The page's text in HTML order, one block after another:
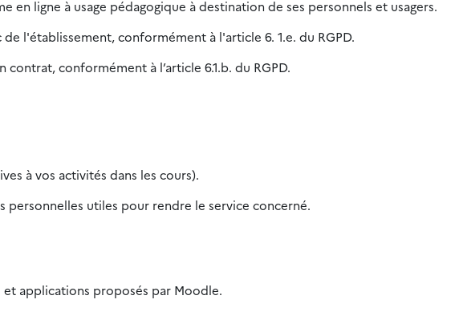
ligne à usage pédagogique à destination de ses personnels et usagers.
l'établissement, conformément à l'article 6. 1.e. du RGPD.
conformément à l’article 6.1.b. du RGPD.
à vos activités dans les cours).
utiles pour rendre le service concerné.
et applications proposés par Moodle.